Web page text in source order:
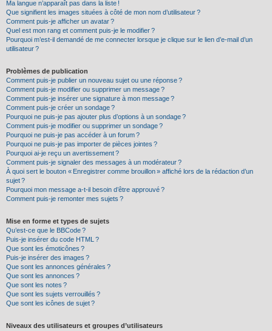
Ma langue n’apparaît pas dans la liste !
Que signifient les images situées à côté de mon nom d’utilisateur ?
Comment puis-je afficher un avatar ?
Quel est mon rang et comment puis-je le modifier ?
Pourquoi m’est-il demandé de me connecter lorsque je clique sur le lien d’e-mail d’un
utilisateur ?
Problèmes de publication
Comment puis-je publier un nouveau sujet ou une réponse ?
Comment puis-je modifier ou supprimer un message ?
Comment puis-je insérer une signature à mon message ?
Comment puis-je créer un sondage ?
Pourquoi ne puis-je pas ajouter plus d’options à un sondage ?
Comment puis-je modifier ou supprimer un sondage ?
Pourquoi ne puis-je pas accéder à un forum ?
Pourquoi ne puis-je pas importer de pièces jointes ?
Pourquoi ai-je reçu un avertissement ?
Comment puis-je signaler des messages à un modérateur ?
À quoi sert le bouton « Enregistrer comme brouillon » affiché lors de la rédaction d’un
sujet ?
Pourquoi mon message a-t-il besoin d’être approuvé ?
Comment puis-je remonter mes sujets ?
Mise en forme et types de sujets
Qu’est-ce que le BBCode ?
Puis-je insérer du code HTML ?
Que sont les émoticônes ?
Puis-je insérer des images ?
Que sont les annonces générales ?
Que sont les annonces ?
Que sont les notes ?
Que sont les sujets verrouillés ?
Que sont les icônes de sujet ?
Niveaux des utilisateurs et groupes d’utilisateurs